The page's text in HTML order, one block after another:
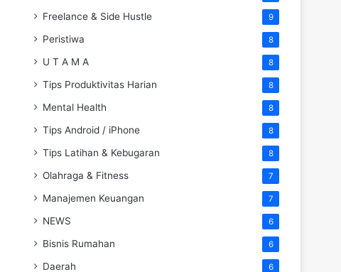
Freelance & Side Hustle 9
Peristiwa 8
U T A M A 8
Tips Produktivitas Harian 8
Mental Health 8
Tips Android / iPhone 8
Tips Latihan & Kebugaran 8
Olahraga & Fitness 7
Manajemen Keuangan 7
NEWS 6
Bisnis Rumahan 6
Daerah 6